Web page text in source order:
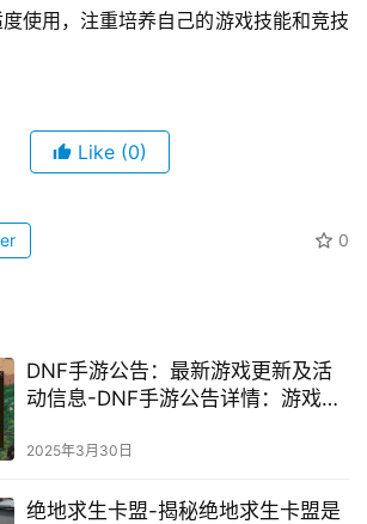
使用，注重培养自己的游戏技能和竞技
Like (0)
0
DNF手游公告：最新游戏更新及活
动信息-DNF手游公告详情：游戏更
2025年3月30日
绝地求生卡盟-揭秘绝地求生卡盟是